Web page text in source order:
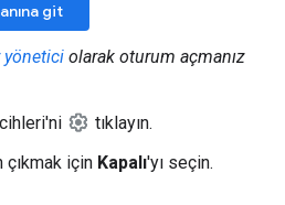
git
yönetici olarak oturum açmanız
tıklayın.
için Kapalı'yı seçin.